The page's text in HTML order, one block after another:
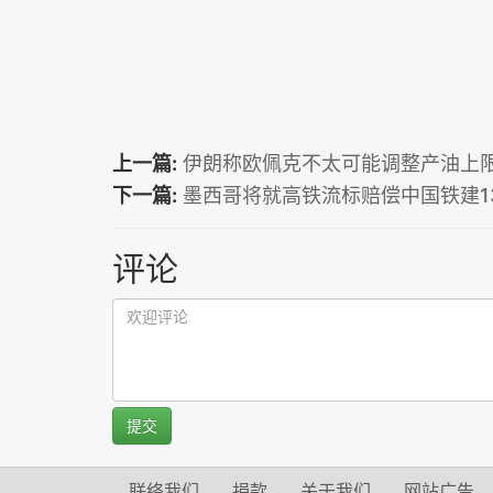
上一篇: 伊朗称欧佩克不太可能调整产油上
下一篇: 墨西哥将就高铁流标赔偿中国铁建
评论
提交